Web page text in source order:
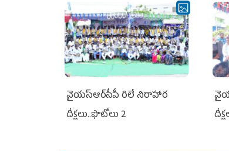
వైయ‌స్ఆర్‌సీపీ రిలే నిరాహార
దీక్షలు..ఫొటోలు 2